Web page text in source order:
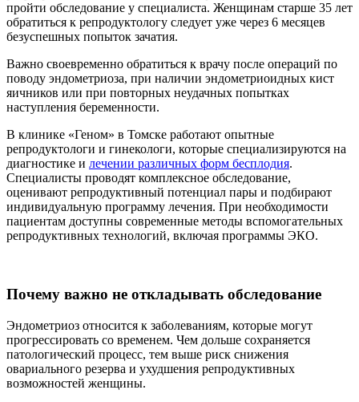
пройти обследование у специалиста. Женщинам старше 35 лет
обратиться к репродуктологу следует уже через 6 месяцев
безуспешных попыток зачатия.
Важно своевременно обратиться к врачу после операций по
поводу эндометриоза, при наличии эндометриоидных кист
яичников или при повторных неудачных попытках
наступления беременности.
В клинике «Геном» в Томске работают опытные
репродуктологи и гинекологи, которые специализируются на
диагностике и лечении различных форм бесплодия.
Специалисты проводят комплексное обследование,
оценивают репродуктивный потенциал пары и подбирают
индивидуальную программу лечения. При необходимости
пациентам доступны современные методы вспомогательных
репродуктивных технологий, включая программы ЭКО.
Почему важно не откладывать обследование
Эндометриоз относится к заболеваниям, которые могут
прогрессировать со временем. Чем дольше сохраняется
патологический процесс, тем выше риск снижения
овариального резерва и ухудшения репродуктивных
возможностей женщины.